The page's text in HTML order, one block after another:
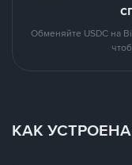
Обменяйте USDC на
КАК